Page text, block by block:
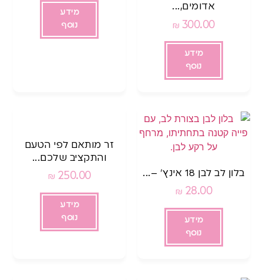
אדומים,...
300.00
₪
מידע
נוסף
מידע
נוסף
בלון לב לבן 18 אינץ’ –...
28.00
₪
מידע
נוסף
זר מותאם לפי הטעם
והתקציב שלכם...
250.00
₪
מידע
נוסף